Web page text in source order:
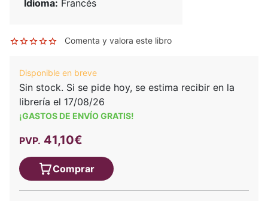
Idioma: Francés
Comenta y valora este libro
Disponible en breve
Sin stock. Si se pide hoy, se estima recibir en la
librería el 17/08/26
¡GASTOS DE ENVÍO GRATIS!
PVP. 41,10€
Comprar